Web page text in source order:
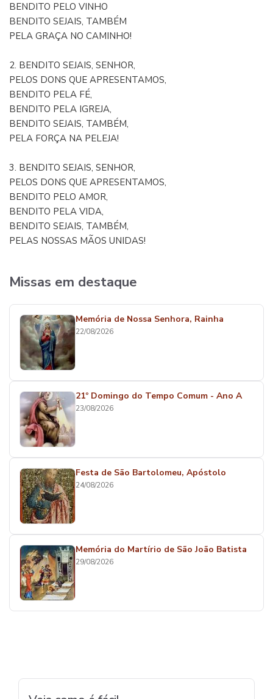
BENDITO PELO VINHO
BENDITO SEJAIS, TAMBÉM
PELA GRAÇA NO CAMINHO!
2. BENDITO SEJAIS, SENHOR,
PELOS DONS QUE APRESENTAMOS,
BENDITO PELA FÉ,
BENDITO PELA IGREJA,
BENDITO SEJAIS, TAMBÉM,
PELA FORÇA NA PELEJA!
3. BENDITO SEJAIS, SENHOR,
PELOS DONS QUE APRESENTAMOS,
BENDITO PELO AMOR,
BENDITO PELA VIDA,
BENDITO SEJAIS, TAMBÉM,
PELAS NOSSAS MÃOS UNIDAS!
Missas em destaque
Memória de Nossa Senhora, Rainha
22/08/2026
21º Domingo do Tempo Comum - Ano A
23/08/2026
Festa de São Bartolomeu, Apóstolo
24/08/2026
Memória do Martírio de São João Batista
29/08/2026